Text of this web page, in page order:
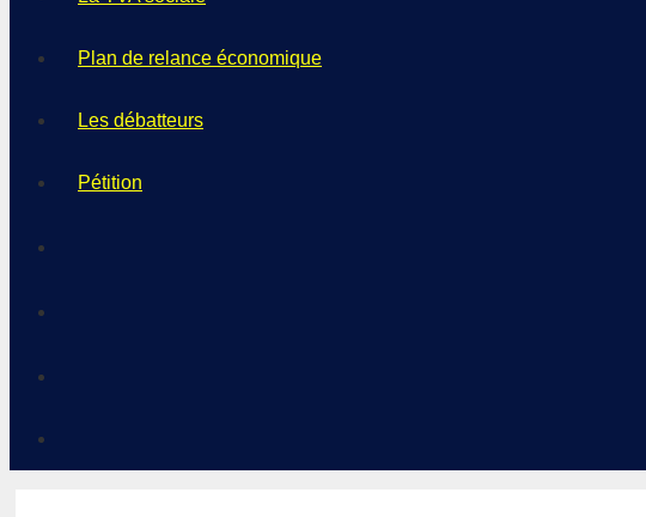
Plan de relance économique
Les débatteurs
Pétition